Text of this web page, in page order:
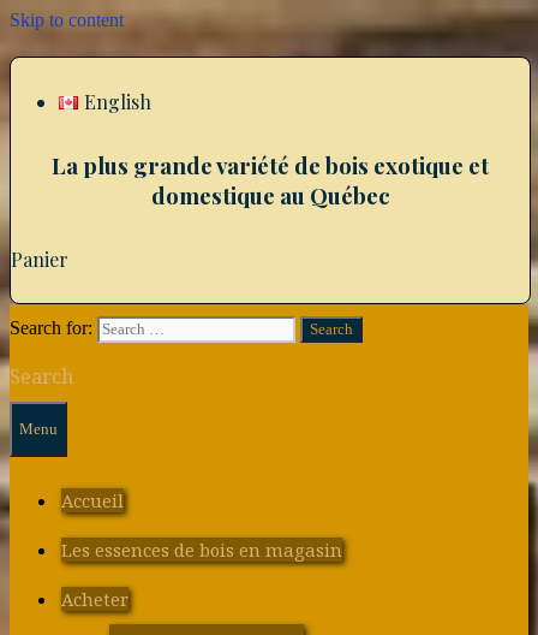
Skip to content
English
La plus grande variété de bois exotique et
domestique au Québec
Panier
Search for:
Search
Menu
Accueil
Les essences de bois en magasin
Acheter